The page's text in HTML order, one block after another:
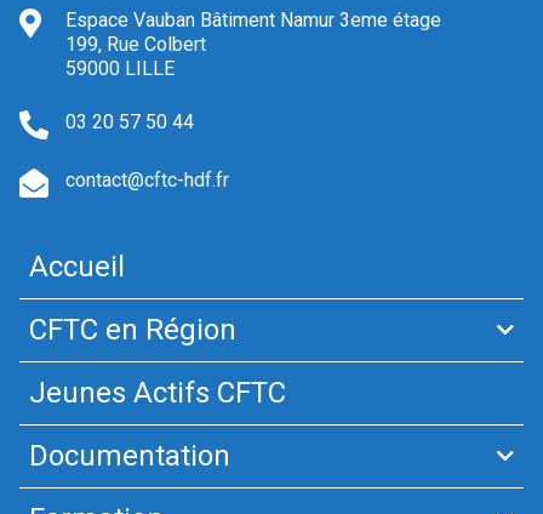
Espace Vauban Bâtiment Namur 3eme étage
199, Rue Colbert
59000 LILLE
03 20 57 50 44
contact@cftc-hdf.fr
Accueil
CFTC en Région
Jeunes Actifs CFTC
Documentation